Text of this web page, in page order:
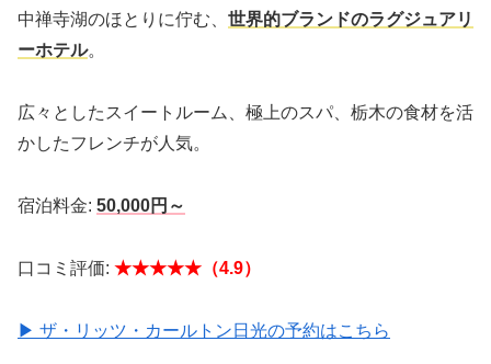
中禅寺湖のほとりに佇む、 世界的ブランドのラグジュアリ
ーホテル。
広々としたスイートルーム、極上のスパ、栃木の食材を活
かしたフレンチが人気。
宿泊料金: 50,000円～
口コミ評価: ★★★★★（4.9）
▶ ザ・リッツ・カールトン日光の予約はこちら